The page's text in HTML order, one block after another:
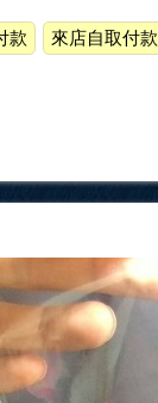
款 來店自取付款